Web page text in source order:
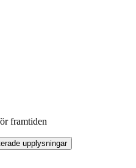
framtiden
upplysningar